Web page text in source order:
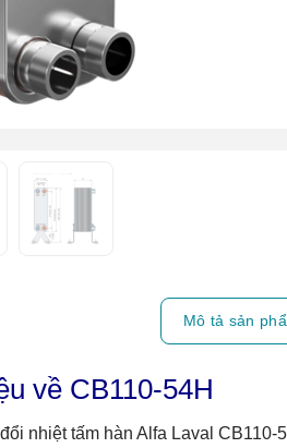
Mô tả sản
về CB110-54H
nhiệt tấm hàn Alfa Laval